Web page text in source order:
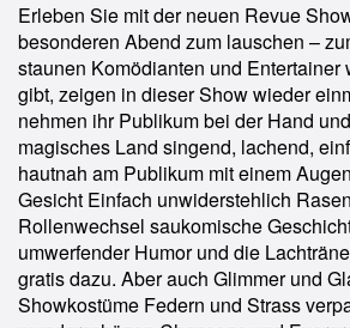
Erleben Sie mit der neuen Revue
besonderen Abend zum lauschen –
staunen Komödianten und Entertainer
gibt, zeigen in dieser Show wieder
nehmen ihr Publikum bei der Hand
magisches Land singend, lachend,
hautnah am Publikum mit einem
Gesicht Einfach unwiderstehlich
Rollenwechsel saukomische
umwerfender Humor und die
gratis dazu. Aber auch Glimmer und
Showkostüme Federn und Strass